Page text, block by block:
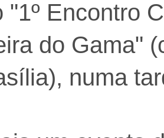
"1º Encontro
do Gama"
numa